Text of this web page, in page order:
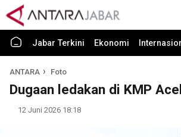
Jabar Terkini Ekonomi
ANTARA Foto
Dugaan ledakan di KMP
12 Juni 2026 18:18